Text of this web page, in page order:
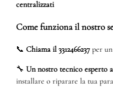
centralizzati
Come funziona il nostro
📞 Chiama il 3312466237 per
🔧 Un nostro tecnico esperto
installare o riparare la tua